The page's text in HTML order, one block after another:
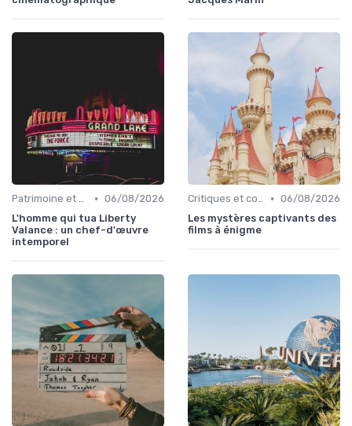
Patrimoine et classiques • 06/08/2026
L'homme qui tua Liberty
Valance : un chef-d'œuvre
intemporel
Critiques et coups de cœur • 06/08/2026
Les mystères captivants des
films à énigme